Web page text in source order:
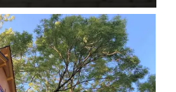
in Thüringen -
auf einem